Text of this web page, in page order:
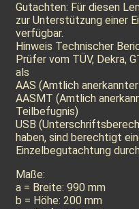
Gutachten: Für diesen
zur Unterstützung einer
verfügbar.
Hinweis Technischer
Prüfer vom TÜV, Dekra,
als
AAS (Amtlich
AASMT (Amtlich
Teilbefugnis)
USB
haben, sind berechtigt
Einzelbegutachtung
Maße:
a = Breite: 990 mm
b = Höhe: 200 mm